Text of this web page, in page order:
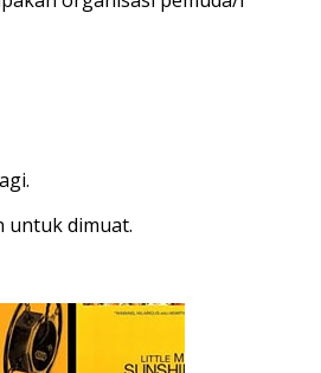
untuk dimuat.